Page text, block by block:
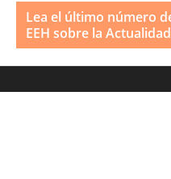
Lea el último número
EEH sobre la